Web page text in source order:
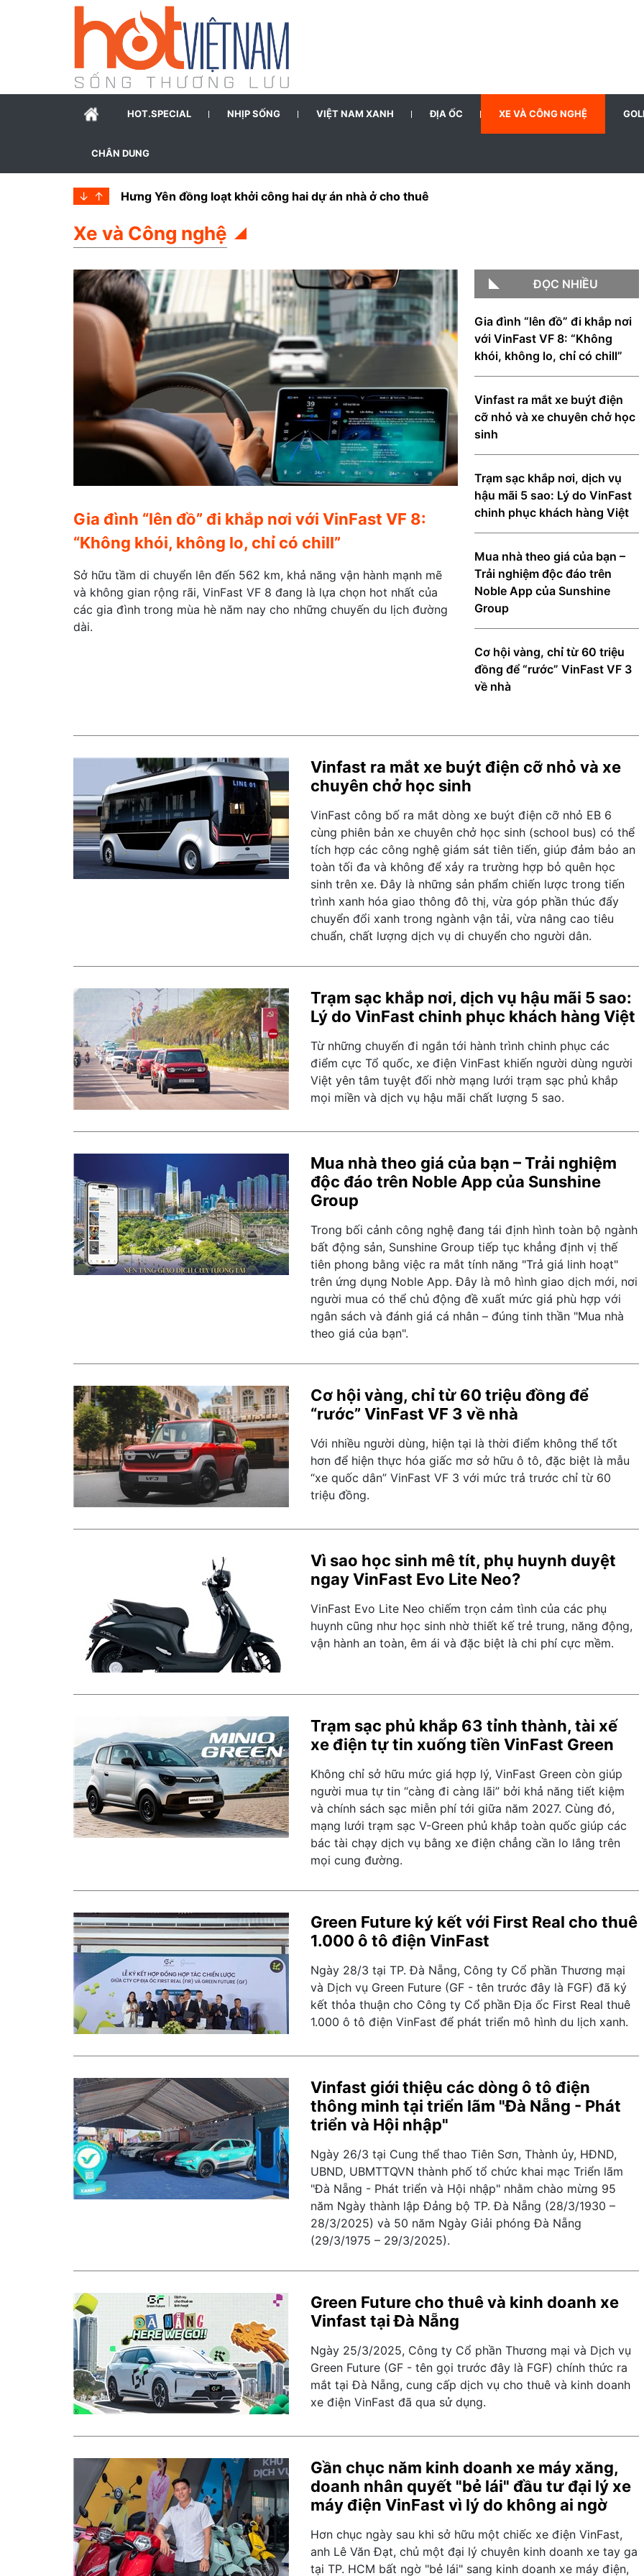
HOT.SPECIAL NHỊP SỐNG VIỆT NAM XANH ĐỊA ỐC XE VÀ CÔNG NGHỆ
CHÂN DUNG
↓ ↑ Ninh Bình phân cấp quản lý 252 dự án đô thị, nhà ở
Xe và Công nghệ
Gia đình “lên đồ” đi khắp nơi với VinFast VF 8:
“Không khói, không lo, chỉ có chill”
Sở hữu tầm di chuyển lên đến 562 km, khả năng vận hành mạnh mẽ
và không gian rộng rãi, VinFast VF 8 đang là lựa chọn hot nhất của
các gia đình trong mùa hè năm nay cho những chuyến du lịch đường
dài.
ĐỌC NHIỀU
Gia đình “lên đồ” đi khắp nơi
với VinFast VF 8: “Không
khói, không lo, chỉ có chill”
Vinfast ra mắt xe buýt điện
cỡ nhỏ và xe chuyên chở học
sinh
Trạm sạc khắp nơi, dịch vụ
hậu mãi 5 sao: Lý do VinFast
chinh phục khách hàng Việt
Mua nhà theo giá của bạn –
Trải nghiệm độc đáo trên
Noble App của Sunshine
Group
Cơ hội vàng, chỉ từ 60 triệu
đồng để “rước” VinFast VF 3
về nhà
Vinfast ra mắt xe buýt điện cỡ nhỏ và xe
chuyên chở học sinh
VinFast công bố ra mắt dòng xe buýt điện cỡ nhỏ EB 6
cùng phiên bản xe chuyên chở học sinh (school bus) có thể
tích hợp các công nghệ giám sát tiên tiến, giúp đảm bảo an
toàn tối đa và không để xảy ra trường hợp bỏ quên học
sinh trên xe. Đây là những sản phẩm chiến lược trong tiến
trình xanh hóa giao thông đô thị, vừa góp phần thúc đẩy
chuyển đổi xanh trong ngành vận tải, vừa nâng cao tiêu
chuẩn, chất lượng dịch vụ di chuyển cho người dân.
Trạm sạc khắp nơi, dịch vụ hậu mãi 5 sao:
Lý do VinFast chinh phục khách hàng Việt
Từ những chuyến đi ngắn tới hành trình chinh phục các
điểm cực Tổ quốc, xe điện VinFast khiến người dùng người
Việt yên tâm tuyệt đối nhờ mạng lưới trạm sạc phủ khắp
mọi miền và dịch vụ hậu mãi chất lượng 5 sao.
Mua nhà theo giá của bạn – Trải nghiệm
độc đáo trên Noble App của Sunshine
Group
Trong bối cảnh công nghệ đang tái định hình toàn bộ ngành
bất động sản, Sunshine Group tiếp tục khẳng định vị thế
tiên phong bằng việc ra mắt tính năng "Trả giá linh hoạt"
trên ứng dụng Noble App. Đây là mô hình giao dịch mới, nơi
người mua có thể chủ động đề xuất mức giá phù hợp với
ngân sách và đánh giá cá nhân – đúng tinh thần "Mua nhà
theo giá của bạn".
Cơ hội vàng, chỉ từ 60 triệu đồng để
“rước” VinFast VF 3 về nhà
Với nhiều người dùng, hiện tại là thời điểm không thể tốt
hơn để hiện thực hóa giấc mơ sở hữu ô tô, đặc biệt là mẫu
“xe quốc dân” VinFast VF 3 với mức trả trước chỉ từ 60
triệu đồng.
Vì sao học sinh mê tít, phụ huynh duyệt
ngay VinFast Evo Lite Neo?
VinFast Evo Lite Neo chiếm trọn cảm tình của các phụ
huynh cũng như học sinh nhờ thiết kế trẻ trung, năng động,
vận hành an toàn, êm ái và đặc biệt là chi phí cực mềm.
Trạm sạc phủ khắp 63 tỉnh thành, tài xế
xe điện tự tin xuống tiền VinFast Green
Không chỉ sở hữu mức giá hợp lý, VinFast Green còn giúp
người mua tự tin “càng đi càng lãi” bởi khả năng tiết kiệm
và chính sách sạc miễn phí tới giữa năm 2027. Cùng đó,
mạng lưới trạm sạc V-Green phủ khắp toàn quốc giúp các
bác tài chạy dịch vụ bằng xe điện chẳng cần lo lắng trên
mọi cung đường.
Green Future ký kết với First Real cho thuê
1.000 ô tô điện VinFast
Ngày 28/3 tại TP. Đà Nẵng, Công ty Cổ phần Thương mại
và Dịch vụ Green Future (GF - tên trước đây là FGF) đã ký
kết thỏa thuận cho Công ty Cổ phần Địa ốc First Real thuê
1.000 ô tô điện VinFast để phát triển mô hình du lịch xanh.
Vinfast giới thiệu các dòng ô tô điện
thông minh tại triển lãm "Đà Nẵng - Phát
triển và Hội nhập"
Ngày 26/3 tại Cung thể thao Tiên Sơn, Thành ủy, HĐND,
UBND, UBMTTQVN thành phố tổ chức khai mạc Triển lãm
"Đà Nẵng - Phát triển và Hội nhập" nhằm chào mừng 95
năm Ngày thành lập Đảng bộ TP. Đà Nẵng (28/3/1930 –
28/3/2025) và 50 năm Ngày Giải phóng Đà Nẵng
(29/3/1975 – 29/3/2025).
Green Future cho thuê và kinh doanh xe
Vinfast tại Đà Nẵng
Ngày 25/3/2025, Công ty Cổ phần Thương mại và Dịch vụ
Green Future (GF - tên gọi trước đây là FGF) chính thức ra
mắt tại Đà Nẵng, cung cấp dịch vụ cho thuê và kinh doanh
xe điện VinFast đã qua sử dụng.
Gần chục năm kinh doanh xe máy xăng,
doanh nhân quyết "bẻ lái" đầu tư đại lý xe
máy điện VinFast vì lý do không ai ngờ
Hơn chục ngày sau khi sở hữu một chiếc xe điện VinFast,
anh Lê Văn Đạt, chủ một đại lý chuyên kinh doanh xe tay ga
tại TP. HCM bất ngờ "bẻ lái" sang kinh doanh xe máy điện,